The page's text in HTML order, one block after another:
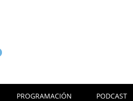
PROGRAMACIÓN PODCAST